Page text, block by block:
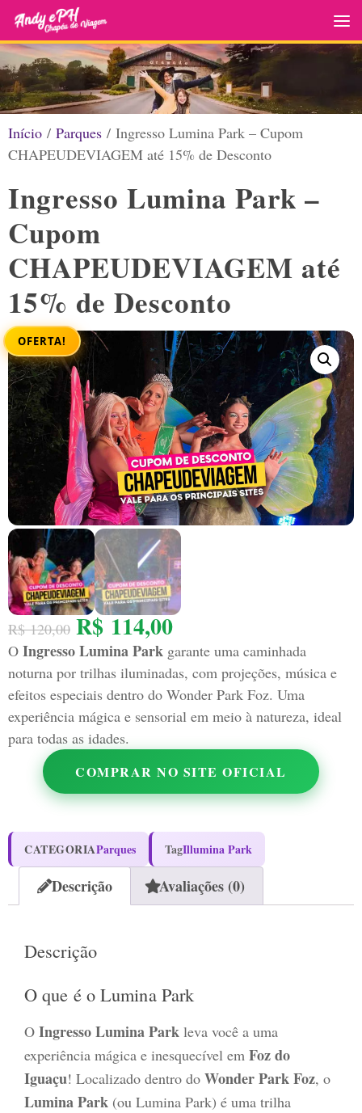
Skip to content
Início / Parques / Ingresso Lumina Park – Cupom
CHAPEUDEVIAGEM até 15% de Desconto
Ingresso Lumina Park –
Cupom
CHAPEUDEVIAGEM até
15% de Desconto
OFERTA!
R$120,00 R$114,00
O Ingresso Lumina Park garante uma caminhada
noturna por trilhas iluminadas, com projeções, música e
efeitos especiais dentro do Wonder Park Foz. Uma
experiência mágica e sensorial em meio à natureza, ideal
para todas as idades.
COMPRAR NO SITE OFICIAL
CATEGORIAParques TagIllumina Park
Descrição Avaliações (0)
Descrição
O que é o Lumina Park
O Ingresso Lumina Park leva você a uma
experiência mágica e inesquecível em Foz do
Iguaçu! Localizado dentro do Wonder Park Foz, o
Lumina Park (ou Lumina Park) é uma trilha